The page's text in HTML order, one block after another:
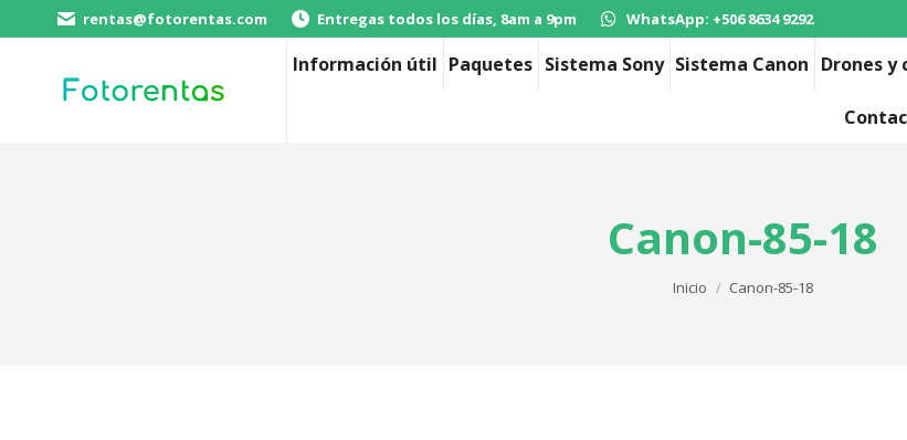
rentas@fotorentas.com Entregas todos los días, 8am a 9pm WhatsApp: +506 8634 9292
Información útil Paquetes Sistema Sony Sistema Canon Drones y
Canon-85-18
Estás aquí:
Inicio Canon-85-18